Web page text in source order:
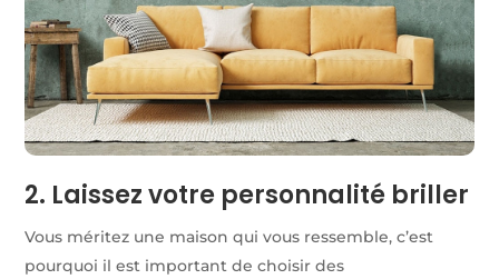
2. Laissez votre personnalité briller
Vous méritez une maison qui vous ressemble, c’est
pourquoi il est important de choisir des